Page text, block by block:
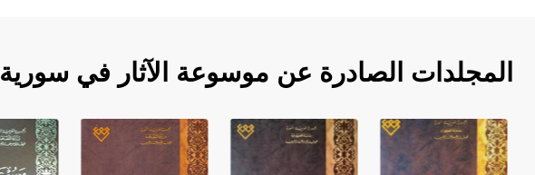
المجلدات الصادرة عن موسوعة الآثار في سورية